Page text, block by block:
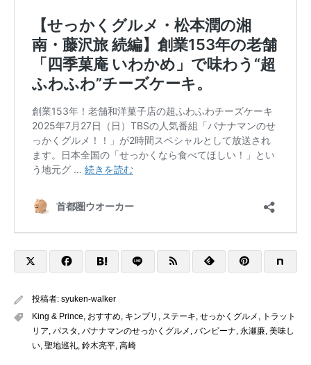
投稿者: syuken-walker
King & Prince, おすすめ, キンプリ , ステーキ, せっかくグルメ , トラット
リア, パスタ , バナナマンのせっかくグルメ , バンビーナ, 永瀬廉, 美味し
い, 聖地巡礼, 鈴木亮平, 高崎